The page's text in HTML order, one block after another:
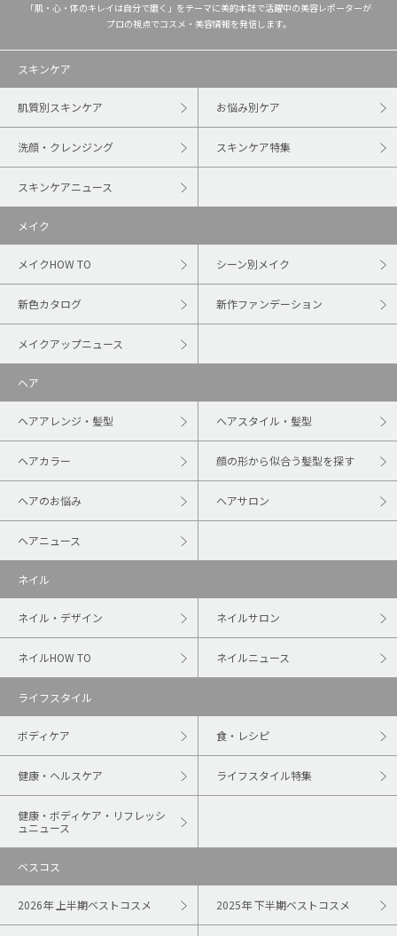
「肌・心・体のキレイは自分で磨く」をテーマに美的本誌で活躍中の美容レポーターが
プロの視点でコスメ・美容情報を発信します。
スキンケア
肌質別スキンケア お悩み別ケア
洗顔・クレンジング スキンケア特集
スキンケアニュース
メイク
メイクHOW TO シーン別メイク
新色カタログ 新作ファンデーション
メイクアップニュース
ヘア
ヘアアレンジ・髪型 ヘアスタイル・髪型
ヘアカラー 顔の形から似合う髪型を探す
ヘアのお悩み ヘアサロン
ヘアニュース
ネイル
ネイル・デザイン ネイルサロン
ネイルHOW TO ネイルニュース
ライフスタイル
ボディケア 食・レシピ
健康・ヘルスケア ライフスタイル特集
健康・ボディケア・リフレッシ
ュニュース
ベスコス
2026年 上半期ベストコスメ 2025年 下半期ベストコスメ